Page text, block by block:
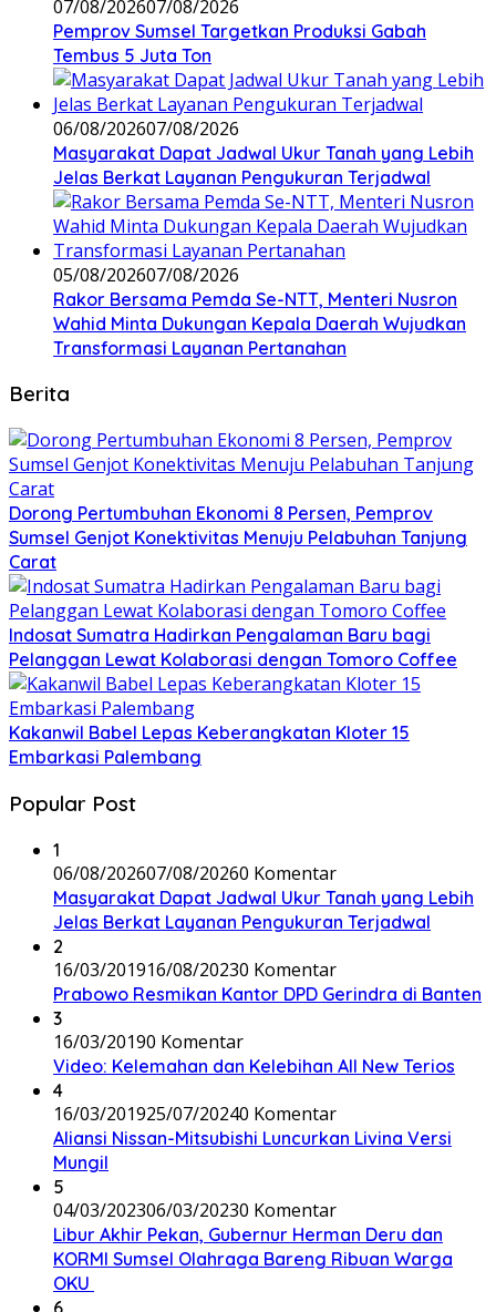
07/08/202607/08/2026
Pemprov Sumsel Targetkan Produksi Gabah
Tembus 5 Juta Ton
06/08/202607/08/2026
Masyarakat Dapat Jadwal Ukur Tanah yang Lebih
Jelas Berkat Layanan Pengukuran Terjadwal
05/08/202607/08/2026
Rakor Bersama Pemda Se-NTT, Menteri Nusron
Wahid Minta Dukungan Kepala Daerah Wujudkan
Transformasi Layanan Pertanahan
Berita
Dorong Pertumbuhan Ekonomi 8 Persen, Pemprov
Sumsel Genjot Konektivitas Menuju Pelabuhan Tanjung
Carat
Indosat Sumatra Hadirkan Pengalaman Baru bagi
Pelanggan Lewat Kolaborasi dengan Tomoro Coffee
Kakanwil Babel Lepas Keberangkatan Kloter 15
Embarkasi Palembang
Popular Post
1
06/08/202607/08/20260 Komentar
Masyarakat Dapat Jadwal Ukur Tanah yang Lebih
Jelas Berkat Layanan Pengukuran Terjadwal
2
16/03/201916/08/20230 Komentar
Prabowo Resmikan Kantor DPD Gerindra di Banten
3
16/03/20190 Komentar
Video: Kelemahan dan Kelebihan All New Terios
4
16/03/201925/07/20240 Komentar
Aliansi Nissan-Mitsubishi Luncurkan Livina Versi
Mungil
5
04/03/202306/03/20230 Komentar
Libur Akhir Pekan, Gubernur Herman Deru dan
KORMI Sumsel Olahraga Bareng Ribuan Warga
OKU
6